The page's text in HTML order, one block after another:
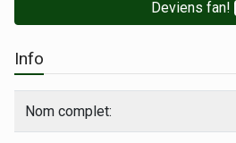
Deviens fan!
Info
Nom complet: